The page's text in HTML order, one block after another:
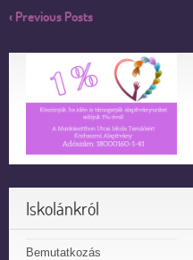
‹ Previous Posts
Iskolánkról
Bemutatkozás